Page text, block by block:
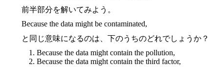
前半部分を解いてみよう。
Because the data might be contaminated,
と同じ意味になるのは、下のうちのどれでしょうか？
Because the data might contain the pollution,
Because the data might contain the third factor,